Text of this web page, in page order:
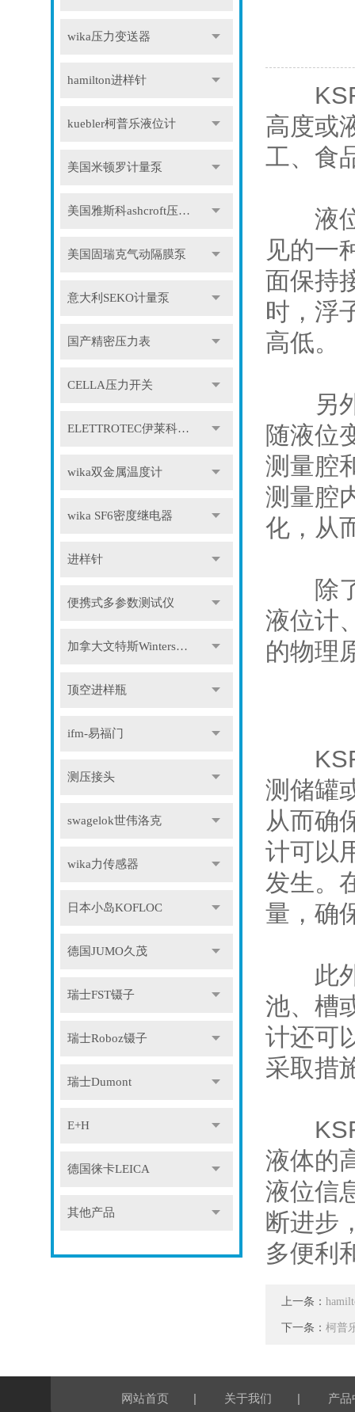
wika压力变送器
hamilton进样针
kuebler柯普乐液位计
美国米顿罗计量泵
美国雅斯科ashcroft压力表
美国固瑞克气动隔膜泵
意大利SEKO计量泵
国产精密压力表
CELLA压力开关
ELETTROTEC伊莱科压力开关
wika双金属温度计
wika SF6密度继电器
进样针
便携式多参数测试仪
加拿大文特斯Winters压力表
顶空进样瓶
ifm-易福门
测压接头
swagelok世伟洛克
wika力传感器
日本小岛KOFLOC
德国JUMO久茂
瑞士FST镊子
瑞士Roboz镊子
瑞士Dumont
E+H
德国徕卡LEICA
其他产品
KSR
高度或
工、食
液位
见的一
面保持
时，浮
高低。
另外
随液位
测量腔
测量腔
化，从
除了
液位计
的物理
KSR
测储罐
从而确
计可以
发生。
量，确
此外
池、槽
计还可
采取措
KSR
液体的
液位信
断进步
多便利
上一条：
下一条： 柯普
网站首页 | 关于我们 | 产品